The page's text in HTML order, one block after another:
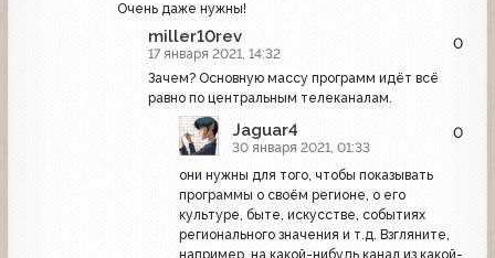
Очень даже нужны!
miller10rev
17 января 2021, 14:32
0
Зачем? Основную массу программ идёт всё
равно по центральным телеканалам.
Jaguar4
30 января 2021, 01:33
0
они нужны для того, чтобы показывать
программы о своём регионе, о его
культуре, быте, искусстве, событиях
регионального значения и т.д. Взгляните,
например, на какой-нибудь канал из какой-